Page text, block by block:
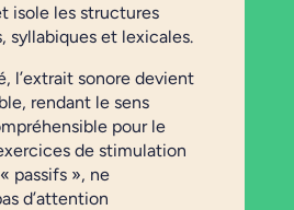
isole les structures
syllabiques et lexicales.
l’extrait sonore devient
rendant le sens
pour le
de stimulation
passifs », ne
d’attention